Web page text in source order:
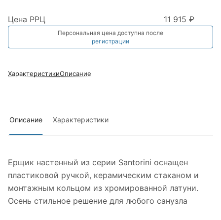
Цена РРЦ 11 915 ₽
Персональная цена доступна после
регистрации
ХарактеристикиОписание
Описание Характеристики
Ерщик настенный из серии Santorini оснащен
пластиковой ручкой, керамическим стаканом и
монтажным кольцом из хромированной латуни.
Осень стильное решение для любого санузла